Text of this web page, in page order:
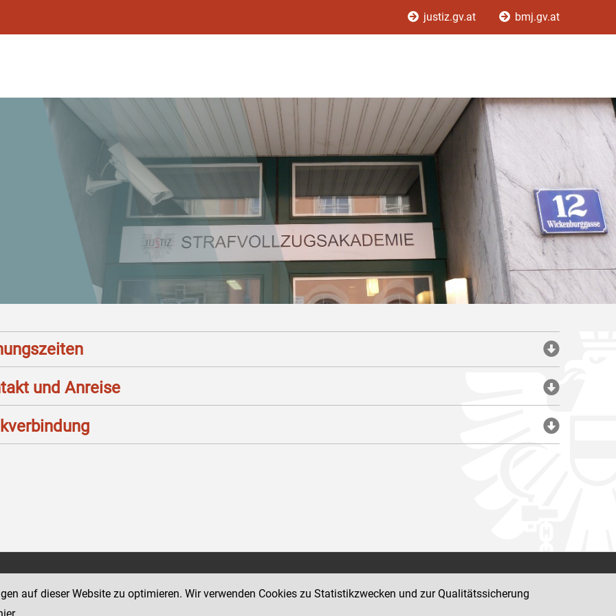
justiz.gv.at bmj.gv.at
und Anreise
12
der Justiz und des BMJ
Impressum
auf dieser Website zu optimieren. Wir verwenden Cookies zu Statistikzwecken und zur Qualitätssicherung